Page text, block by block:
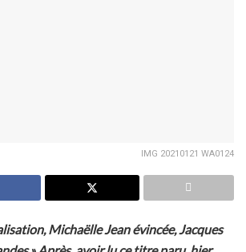
IMG 20210121 WA0124
Michaëlle Jean évincée, Jacques